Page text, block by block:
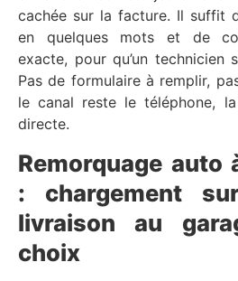
cachée sur la facture. Il suffit
en quelques mots et de
exacte, pour qu’un technicien
Pas de formulaire à remplir,
le canal reste le téléphone,
directe.
Remorquage auto
: chargement
livraison au
choix